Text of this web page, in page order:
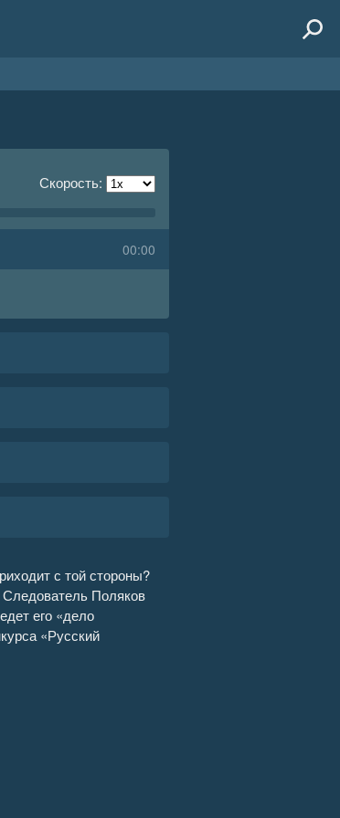
Скорость:
00:00
с той стороны?
Поляков
его «дело
«Русский